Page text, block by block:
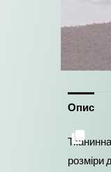
Опис
розміри